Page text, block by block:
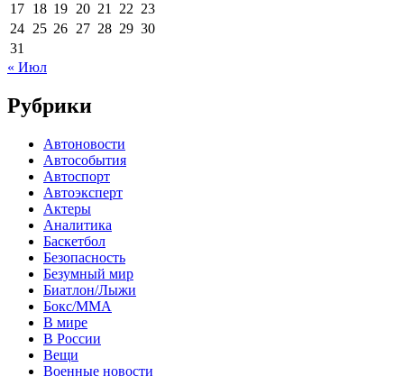
17 18 19 20 21 22 23
24 25 26 27 28 29 30
31
« Июл
Рубрики
Автоновости
Автособытия
Автоспорт
Автоэксперт
Актеры
Аналитика
Баскетбол
Безопасность
Безумный мир
Биатлон/Лыжи
Бокс/MMA
В мире
В России
Вещи
Военные новости